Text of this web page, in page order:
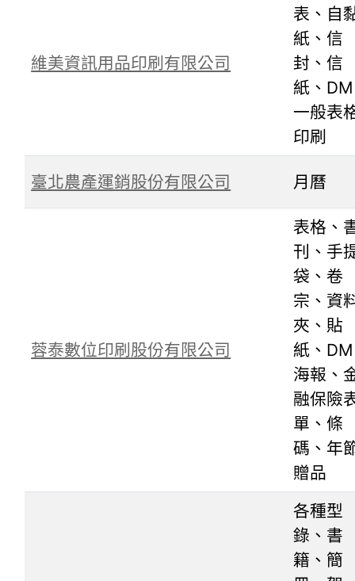
維美資訊用品印刷有限公司
表、自
紙、信
封、信
紙、
一般表
印刷
臺北農產運銷股份有限公司 月曆
蓉泰數位印刷股份有限公司
表格、
刊、手
袋、卷
宗、資
夾、貼
紙、
海報、
融保險
單、條
碼、年
贈品
各種型
錄、書
籍、簡